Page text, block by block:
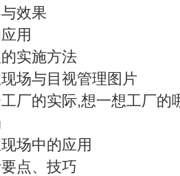
效果
用
实施方法
场与目视管理图片
厂的实际,想一想工厂的
场中的应用
点、技巧